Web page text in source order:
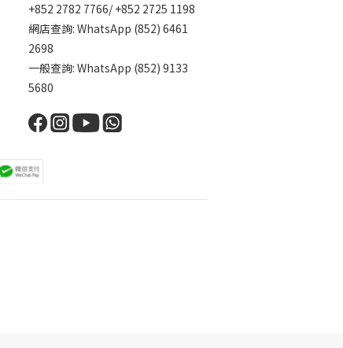
+852 2782 7766/ +852 2725 1198
網店查詢: WhatsApp (852) 6461
2698
一般查詢: WhatsApp (852) 9133
5680